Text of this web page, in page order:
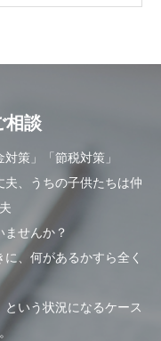
相談
策」「節税対策」
、うちの子供たちは仲
ませんか？
、何があるかすら全く
いう状況になるケース